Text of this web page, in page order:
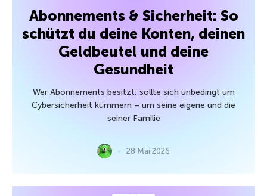
Abonnements & Sicherheit: So
schützt du deine Konten, deinen
Geldbeutel und deine
Gesundheit
Wer Abonnements besitzt, sollte sich unbedingt um
Cybersicherheit kümmern – um seine eigene und die
seiner Familie
28 Mai 2026